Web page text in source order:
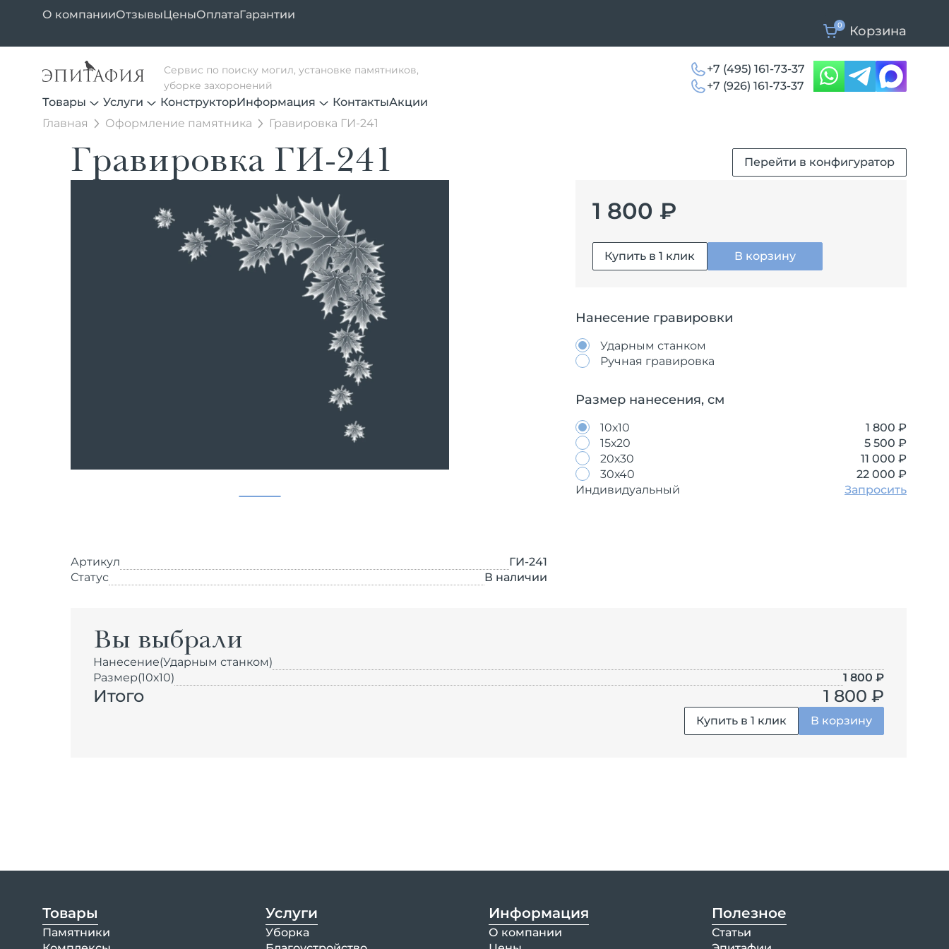
О компанииОтзывыЦеныОплатаГарантии
0 Корзина
Сервис по поиску могил, установке памятников,
уборке захоронений
+7 (495) 161-73-37
+7 (926) 161-73-37
Товары
Услуги КонструкторИнформация КонтактыАкции
Главная
Оформление памятника Гравировка ГИ-241
Гравировка ГИ-241 Перейти в конфигуратор
Артикул
ГИ-241
Статус
В наличии
1 800 ₽
Купить в 1 клик В корзину
Нанесение гравировки
Ударным станком
Ручная гравировка
Размер нанесения, см
10х10
1 800 ₽
15х20
5 500 ₽
20х30
11 000 ₽
30х40
22 000 ₽
Индивидуальный
Запросить
Вы выбрали
Нанесение(Ударным станком)
Размер(10х10) 1 800 ₽
Итого 1 800 ₽
Купить в 1 клик В корзину
Товары
Памятники
Услуги
Уборка
Информация
О компании
Полезное
Статьи